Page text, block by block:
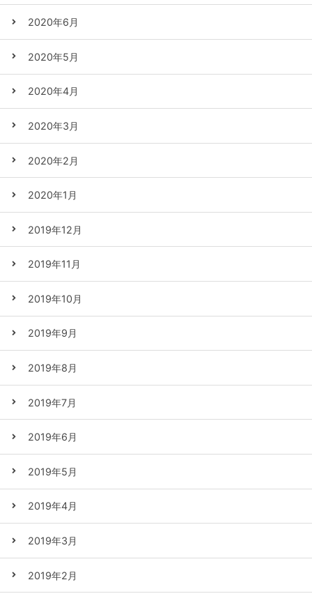
2020年6月
2020年5月
2020年4月
2020年3月
2020年2月
2020年1月
2019年12月
2019年11月
2019年10月
2019年9月
2019年8月
2019年7月
2019年6月
2019年5月
2019年4月
2019年3月
2019年2月